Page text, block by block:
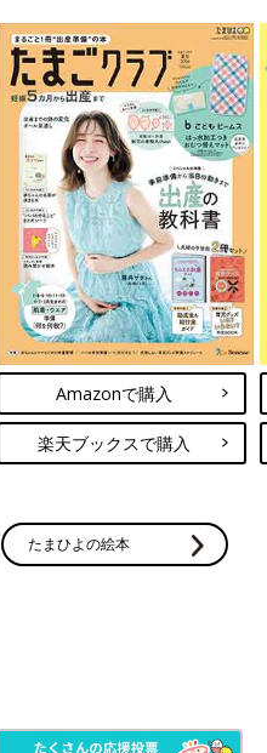
Amazonで購入
楽天ブックスで購入
たまひよの絵本